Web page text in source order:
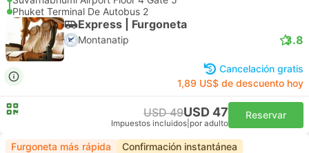
Phuket Terminal De Autobus 2
Express | Furgoneta
Montanatip 3.8
Cancelación gratis
1,89 US$ de descuento hoy
USD 49USD 47
Impuestos incluidos por adulto
Reservar
Furgoneta más rápida Confirmación instantánea